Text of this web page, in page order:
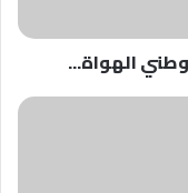
الهواة...